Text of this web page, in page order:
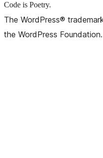
Code is Poetry.
The WordPress®
the WordPress Foundation.